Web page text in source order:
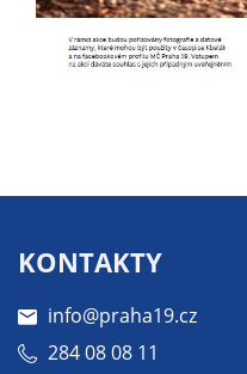
KONTAKTY
info@praha19.cz
284 08 08 11